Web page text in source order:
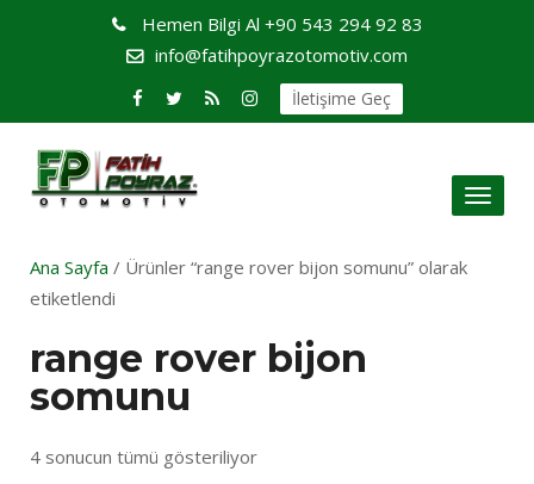
Hemen Bilgi Al +90 543 294 92 83
info@fatihpoyrazotomotiv.com
İletişime Geç
Toggle
Ana Sayfa / Ürünler “range rover bijon somunu” olarak
etiketlendi
range rover bijon
somunu
4 sonucun tümü gösteriliyor